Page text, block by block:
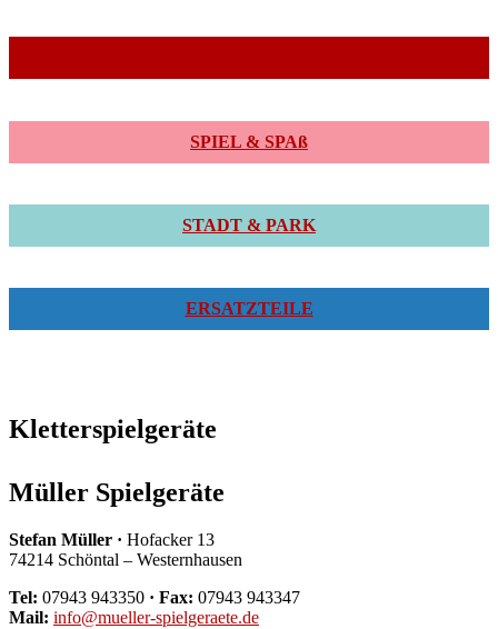
SPIEL & SPAß
STADT & PARK
ERSATZTEILE
Kletterspielgeräte
Müller Spielgeräte
Stefan Müller · Hofacker 13
74214 Schöntal – Westernhausen
Tel: 07943 943350 · Fax: 07943 943347
Mail: info@mueller-spielgeraete.de